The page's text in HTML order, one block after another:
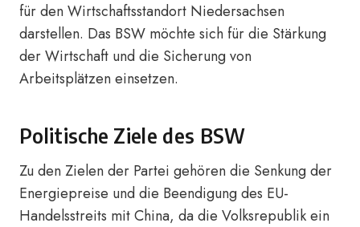
für den Wirtschaftsstandort Niedersachsen
darstellen. Das BSW möchte sich für die Stärkung
der Wirtschaft und die Sicherung von
Arbeitsplätzen einsetzen.
Politische Ziele des BSW
Zu den Zielen der Partei gehören die Senkung der
Energiepreise und die Beendigung des EU-
Handelsstreits mit China, da die Volksrepublik ein